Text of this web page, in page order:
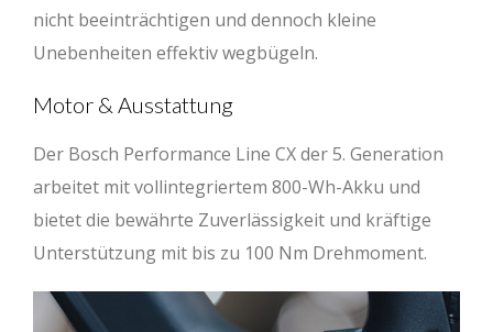
nicht beeinträchtigen und dennoch kleine
Unebenheiten effektiv wegbügeln.
Motor & Ausstattung
Der Bosch Performance Line CX der 5. Generation
arbeitet mit vollintegriertem 800-Wh-Akku und
bietet die bewährte Zuverlässigkeit und kräftige
Unterstützung mit bis zu 100 Nm Drehmoment.